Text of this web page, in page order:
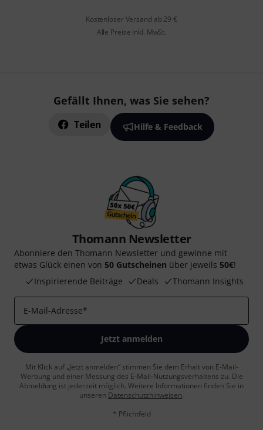
Kostenloser Versand ab 29 €
Alle Preise inkl. MwSt.
Gefällt Ihnen, was Sie sehen?
Teilen Hilfe & Feedback
Thomann Newsletter
Abonniere den Thomann Newsletter und gewinne mit
etwas Glück einen von 50 Gutscheinen über jeweils 50€!
Inspirierende Beiträge
Deals Thomann Insights
E-Mail-Adresse*
Jetzt anmelden
Mit Klick auf „Jetzt anmelden“ stimmen Sie dem Erhalt von E-Mail-
Werbung und einer Messung des E-Mail-Nutzungsverhaltens zu. Die
Abmeldung ist jederzeit möglich. Weitere Informationen finden Sie in
unseren Datenschutzhinweisen.
* Pflichtfeld